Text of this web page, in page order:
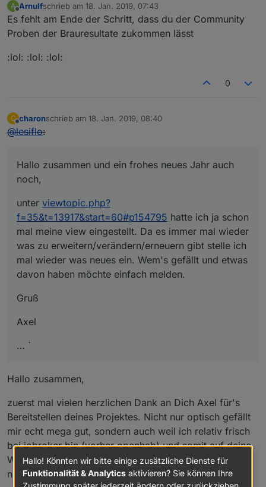
A
Offline
Arnulfschrieb am 18. Jan. 2019, 07:43
zuletzt editiert von
Es fehlt am Ende der Schritt, dass du der Community
Proben der Brauresultate zukommen lässt
:lol: :lol: :lol:
0
C
Offline
charonschrieb am 18. Jan. 2019, 08:40
zuletzt editiert von
@lesiflo:
Hallo zusammen und ein frohes neues Jahr auch
noch,
unter viewtopic.php?
f=35&t=13917&start=60#p154795 hatte ich ja schon
mal meine view eingestellt. Da es immer mal wieder
was zu erweitern/verändern/erneuern gibt stelle ich
mal wieder was neues ein. Wem's gefällt und etwas
davon haben möchte einfach melden.
Gruß
Axel
… `
Hallo zusammen,
zuerst mal vielen herzlichen Dank an Dich Axel für's
Bereitstellen deines Projektes. Nicht nur optisch gefällt
mir echt mega gut, sondern auch weil ich relativ frisch
bei iobroker bin (vorher openhab) und somit auf deine
Wdigets im VIS zugreifen kann. UX-Design ist einfach
nicht meine stärke :mrgreen:
Hallo! Könnten wir bitte einige zusätzliche Dienste für
Funktionalität & Analytics aktivieren? Sie können Ihre